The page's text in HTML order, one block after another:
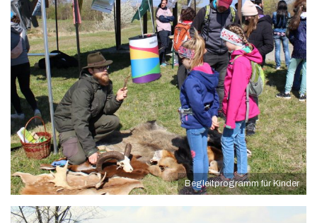
Begleitprogramm für Kinder